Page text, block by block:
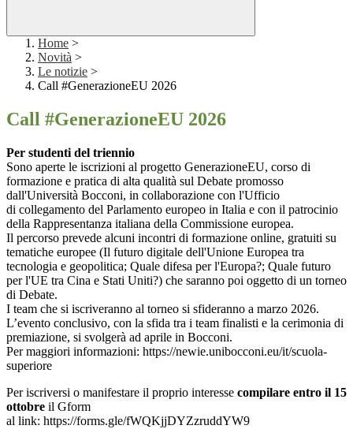
Home >
Novità >
Le notizie >
Call #GenerazioneEU 2026
Call #GenerazioneEU 2026
Per studenti del triennio
Sono aperte le iscrizioni al progetto GenerazioneEU, corso di
formazione e pratica di alta qualità sul Debate promosso
dall'Università Bocconi, in collaborazione con l'Ufficio
di collegamento del Parlamento europeo in Italia e con il patrocinio
della Rappresentanza italiana della Commissione europea.
Il percorso prevede alcuni incontri di formazione online, gratuiti su
tematiche europee (Il futuro digitale dell'Unione Europea tra
tecnologia e geopolitica; Quale difesa per l'Europa?; Quale futuro
per l'UE tra Cina e Stati Uniti?) che saranno poi oggetto di un torneo
di Debate.
I team che si iscriveranno al torneo si sfideranno a marzo 2026.
L’evento conclusivo, con la sfida tra i team finalisti e la cerimonia di
premiazione, si svolgerà ad aprile in Bocconi.
Per maggiori informazioni: https://newie.unibocconi.eu/it/scuola-
superiore
Per iscriversi o manifestare il proprio interesse compilare entro il 15
ottobre il Gform
al link: https://forms.gle/fWQKjjDYZzruddYW9